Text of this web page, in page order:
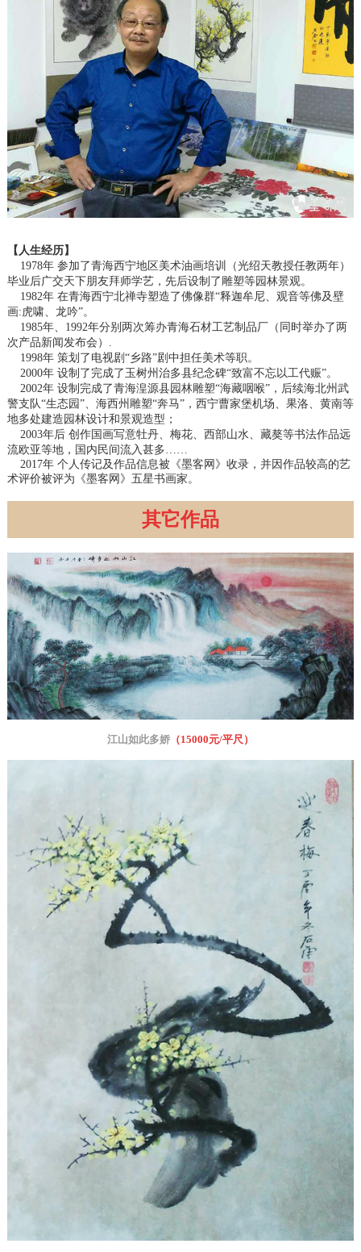
【人生经历】
1978年 参加了青海西宁地区美术油画培训（光绍天教授任教两年）
毕业后广交天下朋友拜师学艺，先后设制了雕塑等园林景观。
1982年 在青海西宁北禅寺塑造了佛像群“释迦牟尼、观音等佛及壁
画:虎啸、龙吟”。
1985年、1992年分别两次筹办青海石材工艺制品厂（同时举办了两
次产品新闻发布会）.
1998年 策划了电视剧“乡路”剧中担任美术等职。
2000年 设制了完成了玉树州治多县纪念碑“致富不忘以工代赈”。
2002年 设制完成了青海湟源县园林雕塑“海藏咽喉”，后续海北州武
警支队“生态园”、海西州雕塑“奔马”，西宁曹家堡机场、果洛、黄南等
地多处建造园林设计和景观造型；
2003年后 创作国画写意牡丹、梅花、西部山水、藏獒等书法作品远
流欧亚等地，国内民间流入甚多……
2017年 个人传记及作品信息被《墨客网》收录，并因作品较高的艺
术评价被评为《墨客网》五星书画家。
其它作品
江山如此多娇（15000元/平尺）